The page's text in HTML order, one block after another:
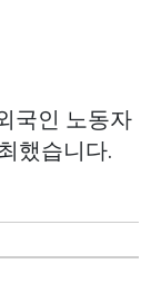
국인 노동자
했습니다.